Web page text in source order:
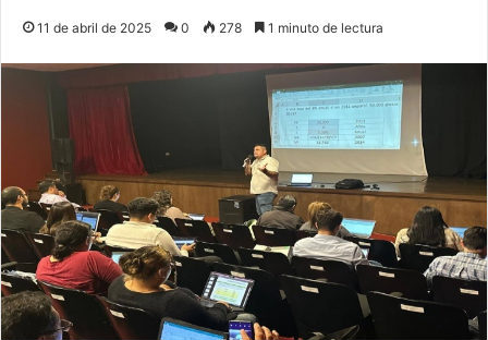
11 de abril de 2025 0 278 1 minuto de lectura